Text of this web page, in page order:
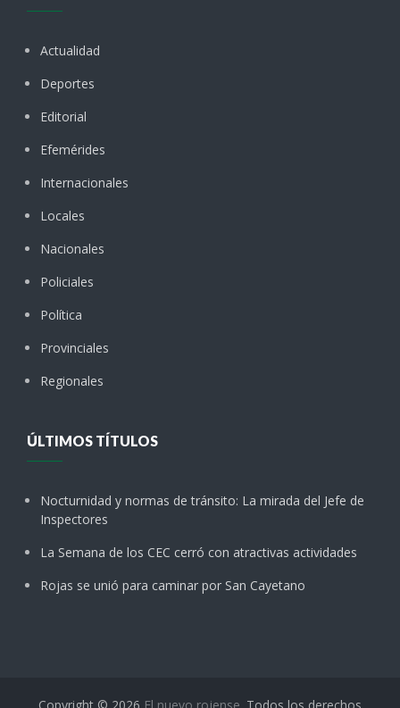
Actualidad
Deportes
Editorial
Efemérides
Internacionales
Locales
Nacionales
Policiales
Política
Provinciales
Regionales
ÚLTIMOS TÍTULOS
Nocturnidad y normas de tránsito: La mirada del Jefe de
Inspectores
La Semana de los CEC cerró con atractivas actividades
Rojas se unió para caminar por San Cayetano